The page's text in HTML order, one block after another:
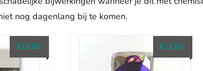
nog dagenlang bij te komen.
€19.50 €11.50